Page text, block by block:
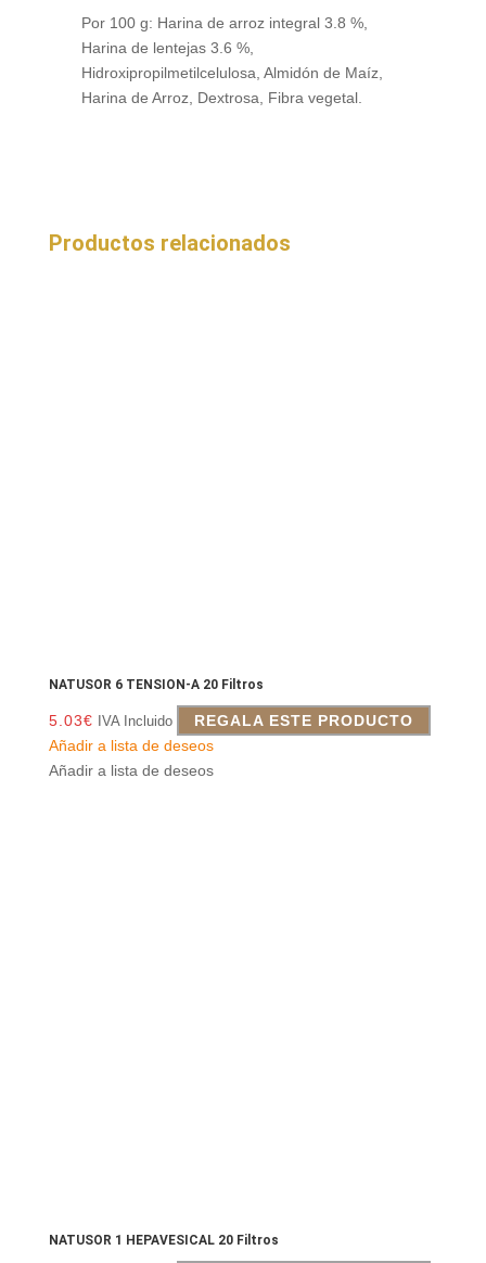
Por 100 g: Harina de arroz integral 3.8 %,
Harina de lentejas 3.6 %,
Hidroxipropilmetilcelulosa, Almidón de Maíz,
Harina de Arroz, Dextrosa, Fibra vegetal.
Productos relacionados
NATUSOR 6 TENSION-A 20 Filtros
5.03€ IVA Incluido
REGALA ESTE PRODUCTO
Añadir a lista de deseos
Añadir a lista de deseos
NATUSOR 1 HEPAVESICAL 20 Filtros